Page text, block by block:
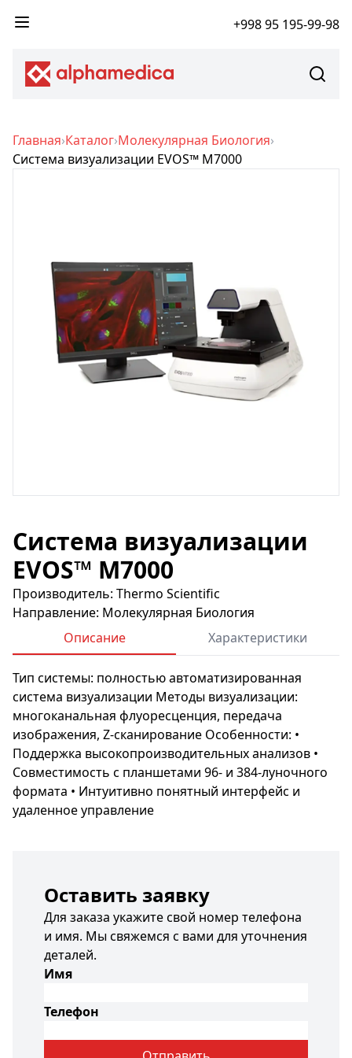
+998 95 195-99-98
Главная›Каталог›Молекулярная Биология›
Система визуализации EVOS™ M7000
Система визуализации
EVOS™ M7000
Производитель: Thermo Scientific
Направление: Молекулярная Биология
Описание
Характеристики
Тип системы: полностью автоматизированная
система визуализации Методы визуализации:
многоканальная флуоресценция, передача
изображения, Z-сканирование Особенности: •
Поддержка высокопроизводительных анализов •
Совместимость с планшетами 96- и 384-луночного
формата • Интуитивно понятный интерфейс и
удаленное управление
Оставить заявку
Для заказа укажите свой номер телефона
и имя. Мы свяжемся с вами для уточнения
деталей.
Имя
Телефон